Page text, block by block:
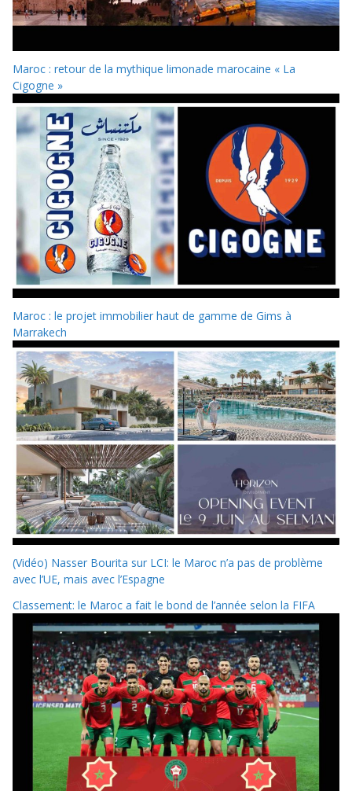
Maroc : retour de la mythique limonade marocaine « La
Cigogne »
Maroc : le projet immobilier haut de gamme de Gims à
Marrakech
(Vidéo) Nasser Bourita sur LCI: le Maroc n’a pas de problème
avec l’UE, mais avec l’Espagne
Classement: le Maroc a fait le bond de l’année selon la FIFA